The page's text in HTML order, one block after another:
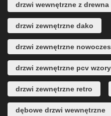
drzwi wewnętrzne z drewna
drzwi zewnętrzne dako
drzwi zewnętrzne
drzwi zewnętrzne pcv wzory
drzwi zewnętrzne retro
dębowe drzwi wewnętrzne